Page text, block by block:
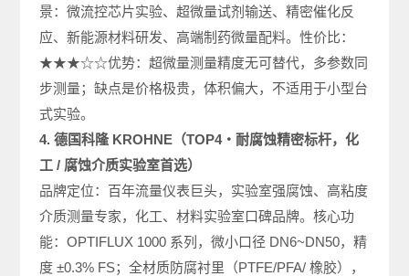
景：微流控芯片实验、超微量试剂输送、精密催化反
应、新能源材料研发、高端制药微量配料。性价比：
★★★☆☆优势：超微量测量精度无可替代，多参数同
步测量；缺点是价格极贵，体积偏大，不适用于小型台
式实验。
4. 德国科隆 KROHNE（TOP4・耐腐蚀精密标杆，化
工 / 腐蚀介质实验室首选）
品牌定位：百年流量仪表巨头，实验室强腐蚀、高粘度
介质测量专家，化工、材料实验室口碑品牌。核心功
能：OPTIFLUX 1000 系列，微小口径 DN6~DN50，精
度 ±0.3% FS；全材质防腐衬里（PTFE/PFA/ 橡胶），